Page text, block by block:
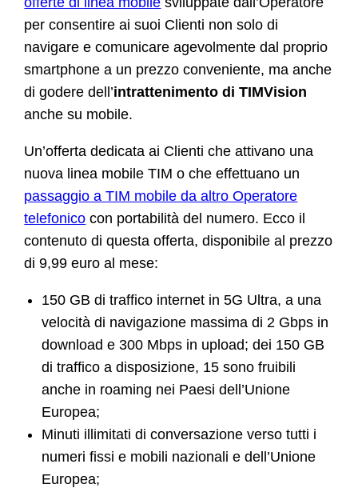
per consentire ai suoi Clienti non solo di
navigare e comunicare agevolmente dal proprio
smartphone a un prezzo conveniente, ma anche
di godere dell’intrattenimento di TIMVision
anche su mobile.
Un’offerta dedicata ai Clienti che attivano una
nuova linea mobile TIM o che effettuano un
passaggio a TIM mobile da altro Operatore
telefonico con portabilità del numero. Ecco il
contenuto di questa offerta, disponibile al prezzo
di 9,99 euro al mese:
150 GB di traffico internet in 5G Ultra, a una
velocità di navigazione massima di 2 Gbps in
download e 300 Mbps in upload; dei 150 GB
di traffico a disposizione, 15 sono fruibili
anche in roaming nei Paesi dell’Unione
Europea;
Minuti illimitati di conversazione verso tutti i
numeri fissi e mobili nazionali e dell’Unione
Europea;